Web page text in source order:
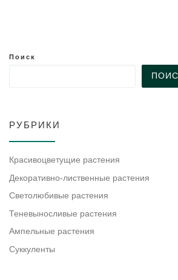
Поиск
РУБРИКИ
Красивоцветущие растения
Декоративно-лиственные растения
Светолюбивые растения
Теневыносливые растения
Ампельные растения
Суккуленты